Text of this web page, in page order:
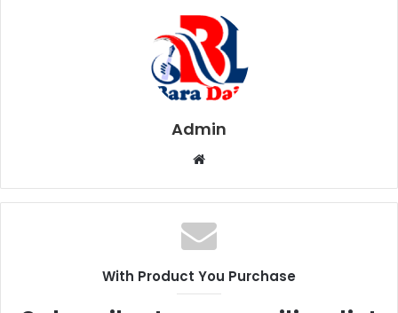
Admin
b
s
i
With Product You Purchase